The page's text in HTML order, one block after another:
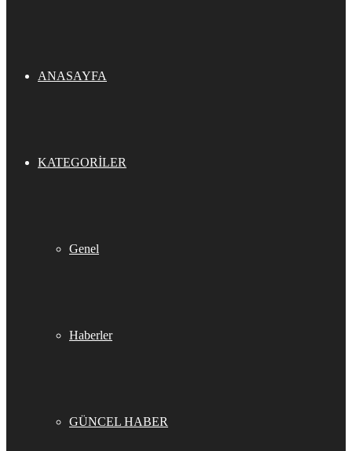
ANASAYFA
KATEGORILER
Genel
Haberler
GÜNCEL HABER